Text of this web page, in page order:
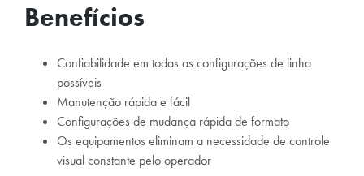
Benefícios
Confiabilidade em todas as configurações de linha
possíveis
Manutenção rápida e fácil
Configurações de mudança rápida de formato
Os equipamentos eliminam a necessidade de controle
visual constante pelo operador